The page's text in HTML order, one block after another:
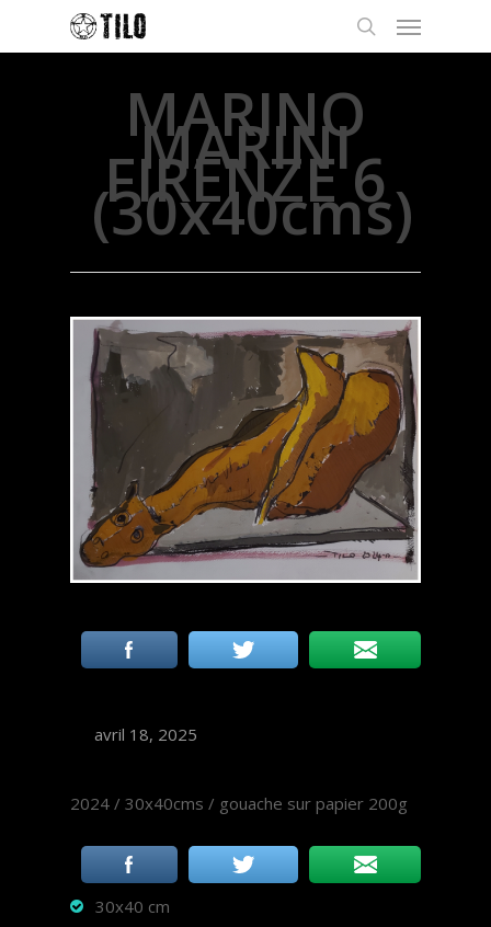
MARINO
MARINI
FIRENZE 6
(30x40cms)
avril 18, 2025
2024 / 30x40cms / gouache sur papier 200g
30x40 cm